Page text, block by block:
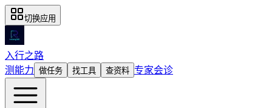
切换应用
入行之路
测能力 做任务 找工具 查资料 专家会诊